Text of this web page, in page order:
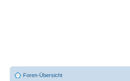
Foren-Übersicht